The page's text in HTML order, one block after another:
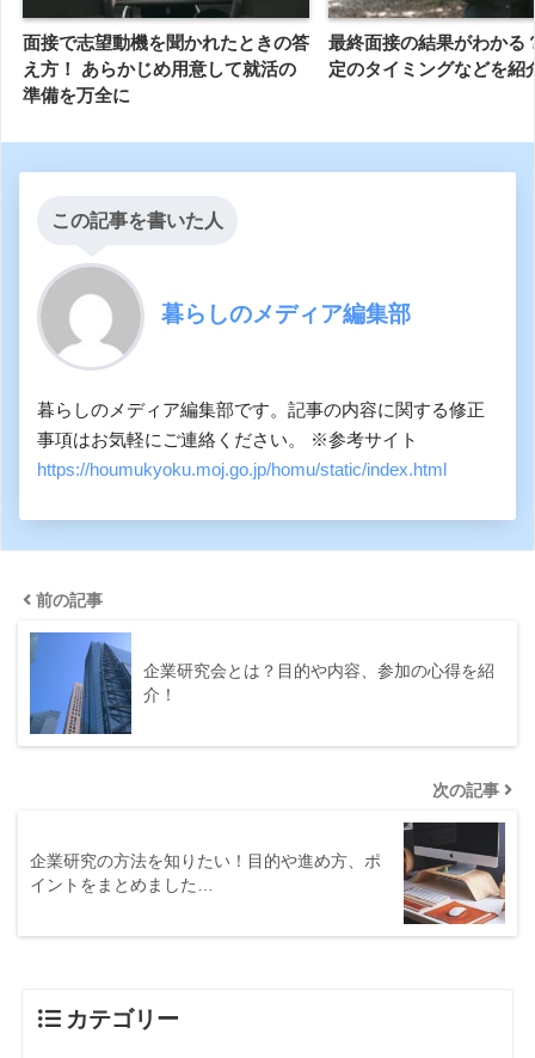
面接で志望動機を聞かれたときの答
え方！ あらかじめ用意して就活の
準備を万全に
最終面接の結果がわかる
定のタイミングなどを紹
この記事を書いた人
暮らしのメディア編集部
暮らしのメディア編集部です。記事の内容に関する修正
事項はお気軽にご連絡ください。 ※参考サイト
https://houmukyoku.moj.go.jp/homu/static/index.html
前の記事
企業研究会とは？目的や内容、参加の心得を紹
介！
次の記事
企業研究の方法を知りたい！目的や進め方、ポ
イントをまとめました…
カテゴリー